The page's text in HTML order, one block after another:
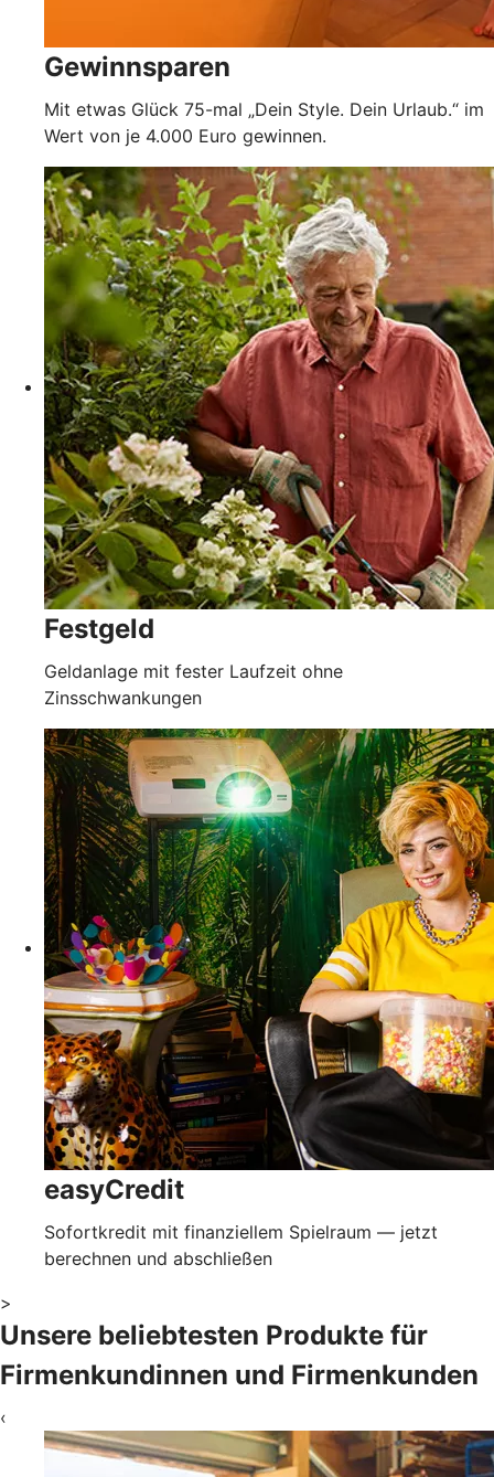
Gewinnsparen
Mit etwas Glück 75-mal „Dein Style. Dein Urlaub.“ im
Wert von je 4.000 Euro gewinnen.
Festgeld
Geldanlage mit fester Laufzeit ohne
Zinsschwankungen
easyCredit
Sofortkredit mit finanziellem Spielraum — jetzt
berechnen und abschließen
>
Unsere beliebtesten Produkte für
Firmenkundinnen und Firmenkunden
‹